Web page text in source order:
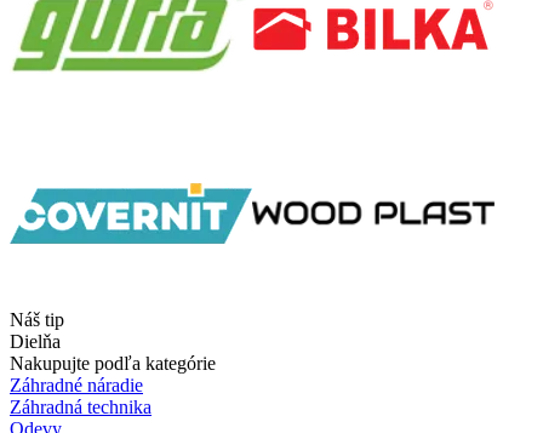
Náš tip
Dielňa
Nakupujte podľa kategórie
Záhradné náradie
Záhradná technika
Odevy